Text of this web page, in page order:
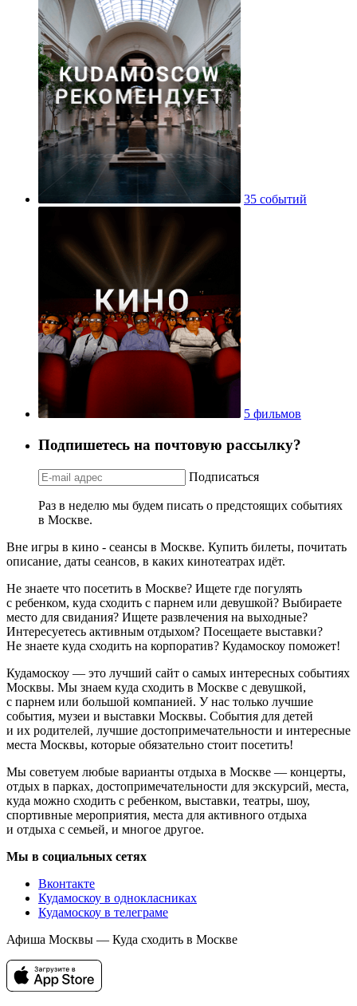
35 событий
5 фильмов
Подпишетесь на почтовую рассылку?
Подписаться
Раз в неделю мы будем писать о предстоящих событиях
в Москве.
Вне игры в кино - сеансы в Москве. Купить билеты, почитать
описание, даты сеансов, в каких кинотеатрах идёт.
Не знаете что посетить в Москве? Ищете где погулять
с ребенком, куда сходить с парнем или девушкой? Выбираете
место для свидания? Ищете развлечения на выходные?
Интересуетесь активным отдыхом? Посещаете выставки?
Не знаете куда сходить на корпоратив? Кудамоскоу поможет!
Кудамоскоу — это лучший сайт о самых интересных событиях
Москвы. Мы знаем куда сходить в Москве с девушкой,
с парнем или большой компанией. У нас только лучшие
события, музеи и выставки Москвы. События для детей
и их родителей, лучшие достопримечательности и интересные
места Москвы, которые обязательно стоит посетить!
Мы советуем любые варианты отдыха в Москве — концерты,
отдых в парках, достопримечательности для экскурсий, места,
куда можно сходить с ребенком, выставки, театры, шоу,
спортивные мероприятия, места для активного отдыха
и отдыха с семьей, и многое другое.
Мы в социальных сетях
Вконтакте
Кудамоскоу в однокласниках
Кудамоскоу в телеграме
Афиша Москвы — Куда сходить в Москве